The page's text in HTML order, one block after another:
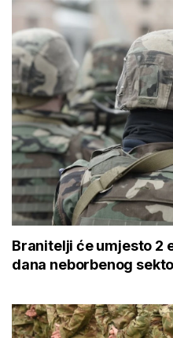
Branitelji će umjesto 2
dana neborbenog